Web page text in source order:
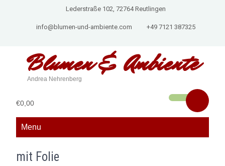
Lederstraße 102, 72764 Reutlingen
info@blumen-und-ambiente.com +49 7121 387325
Blumen &Ambiente
Andrea Nehrenberg
€0,00
Menu
mit Folie